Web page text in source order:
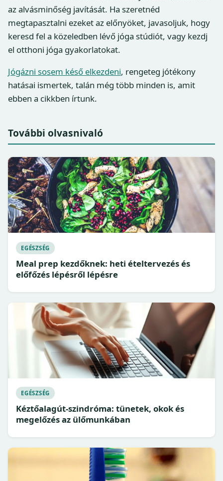
az alvásminőség javítását. Ha szeretnéd
megtapasztalni ezeket az előnyöket, javasoljuk, hogy
keresd fel a közeledben lévő jóga stúdiót, vagy kezdj
el otthoni jóga gyakorlatokat.
Jógázni sosem késő elkezdeni, rengeteg jótékony
hatásai ismertek, talán még több minden is, amit
ebben a cikkben írtunk.
További olvasnivaló
EGÉSZSÉG
Meal prep kezdőknek: heti ételtervezés és
előfőzés lépésről lépésre
EGÉSZSÉG
Kéztőalagút-szindróma: tünetek, okok és
megelőzés az ülőmunkában